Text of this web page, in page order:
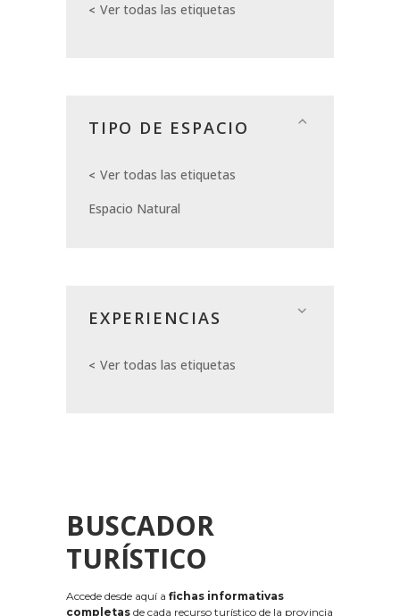
Ver todas las etiquetas
TIPO DE ESPACIO
Ver todas las etiquetas
Espacio Natural
EXPERIENCIAS
Ver todas las etiquetas
BUSCADOR
TURÍSTICO
Accede desde aquí a fichas informativas
completas de cada recurso turístico de la provincia